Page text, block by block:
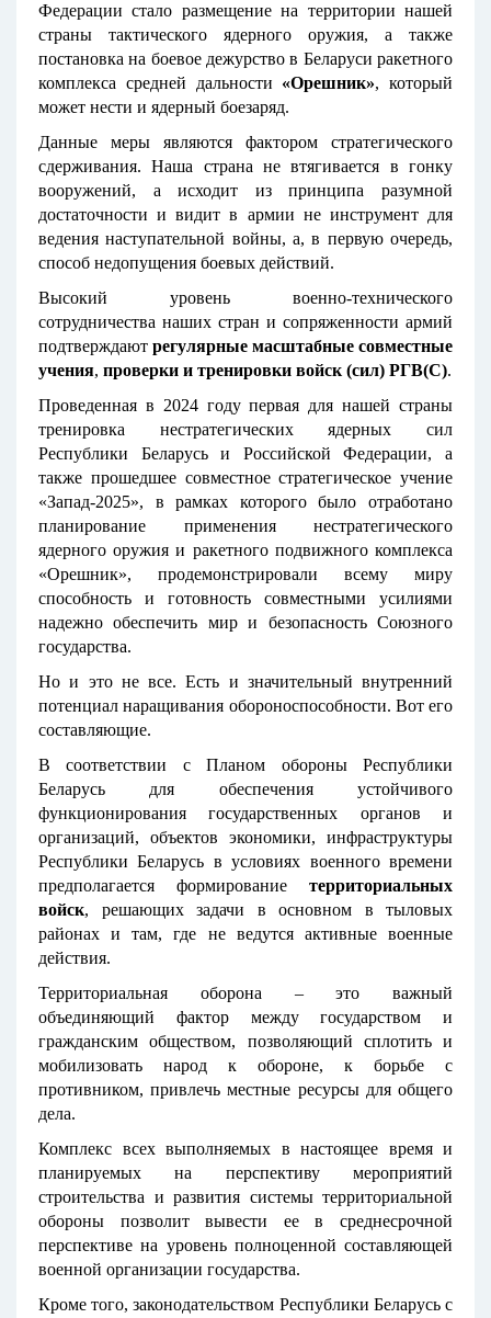
Федерации стало размещение на территории нашей
страны тактического ядерного оружия, а также
постановка на боевое дежурство в Беларуси ракетного
комплекса средней дальности «Орешник», который
может нести и ядерный боезаряд.
Данные меры являются фактором стратегического
сдерживания. Наша страна не втягивается в гонку
вооружений, а исходит из принципа разумной
достаточности и видит в армии не инструмент для
ведения наступательной войны, а, в первую очередь,
способ недопущения боевых действий.
Высокий уровень военно-технического
сотрудничества наших стран и сопряженности армий
подтверждают регулярные масштабные совместные
учения, проверки и тренировки войск (сил) РГВ(С).
Проведенная в 2024 году первая для нашей страны
тренировка нестратегических ядерных сил
Республики Беларусь и Российской Федерации, а
также прошедшее совместное стратегическое учение
«Запад-2025», в рамках которого было отработано
планирование применения нестратегического
ядерного оружия и ракетного подвижного комплекса
«Орешник», продемонстрировали всему миру
способность и готовность совместными усилиями
надежно обеспечить мир и безопасность Союзного
государства.
Но и это не все. Есть и значительный внутренний
потенциал наращивания обороноспособности. Вот его
составляющие.
В соответствии с Планом обороны Республики
Беларусь для обеспечения устойчивого
функционирования государственных органов и
организаций, объектов экономики, инфраструктуры
Республики Беларусь в условиях военного времени
предполагается формирование территориальных
войск, решающих задачи в основном в тыловых
районах и там, где не ведутся активные военные
действия.
Территориальная оборона – это важный
объединяющий фактор между государством и
гражданским обществом, позволяющий сплотить и
мобилизовать народ к обороне, к борьбе с
противником, привлечь местные ресурсы для общего
дела.
Комплекс всех выполняемых в настоящее время и
планируемых на перспективу мероприятий
строительства и развития системы территориальной
обороны позволит вывести ее в среднесрочной
перспективе на уровень полноценной составляющей
военной организации государства.
Кроме того, законодательством Республики Беларусь с